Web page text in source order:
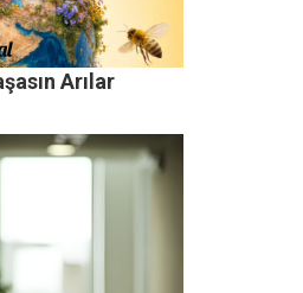
Arılar